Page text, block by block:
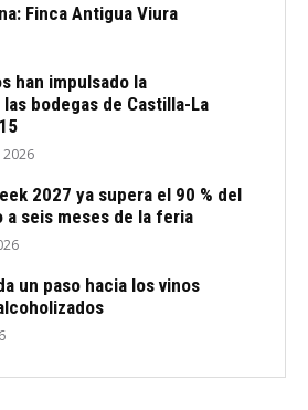
Finca Antigua Viura
han impulsado la
bodegas de Castilla-La
2027 ya supera el 90 % del
a seis meses de la feria
un paso hacia los vinos